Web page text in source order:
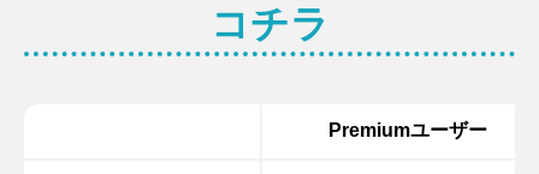
コチラ
Premiumユーザー